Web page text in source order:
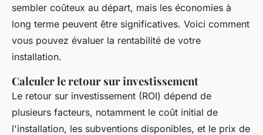
sembler coûteux au départ, mais les économies à
long terme peuvent être significatives. Voici comment
vous pouvez évaluer la rentabilité de votre
installation.
Calculer le retour sur investissement
Le retour sur investissement (ROI) dépend de
plusieurs facteurs, notamment le coût initial de
l'installation, les subventions disponibles, et le prix de